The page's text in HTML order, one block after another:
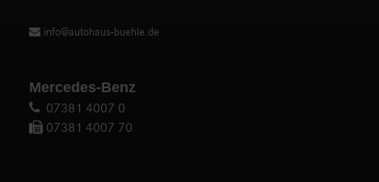
info@autohaus-buehle.de
Mercedes-Benz
07381 4007 0
07381 4007 70